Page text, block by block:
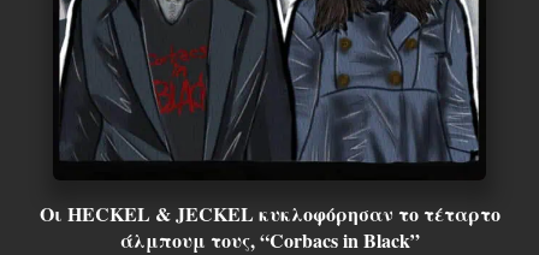
Οι HECKEL & JECKEL κυκλοφόρησαν το τέταρτο
άλμπουμ τους, “Corbacs in Black”